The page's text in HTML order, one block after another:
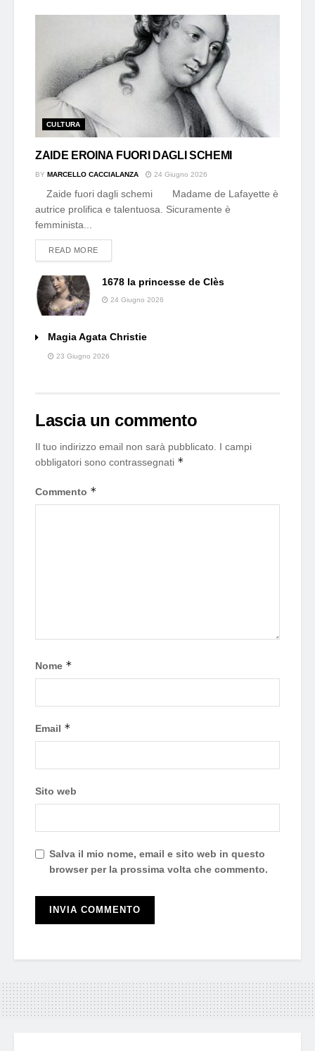
CULTURA
ZAIDE EROINA FUORI DAGLI SCHEMI
BY MARCELLO CACCIALANZA 24 Giugno 2026
Zaide fuori dagli schemi Madame de Lafayette è
autrice prolifica e talentuosa. Sicuramente è
femminista...
READ MOREDETAILS
1678 la princesse de Clès
24 Giugno 2026
Magia Agata Christie
23 Giugno 2026
Lascia un commento
Il tuo indirizzo email non sarà pubblicato. I campi
obbligatori sono contrassegnati *
Commento *
Nome *
Email *
Sito web
Salva il mio nome, email e sito web in questo
browser per la prossima volta che commento.